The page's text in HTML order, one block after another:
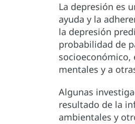
La depresión es
ayuda y la
la depresión
probabilidad de
socioeconómico,
mentales y a
Algunas
resultado de la
ambientales y